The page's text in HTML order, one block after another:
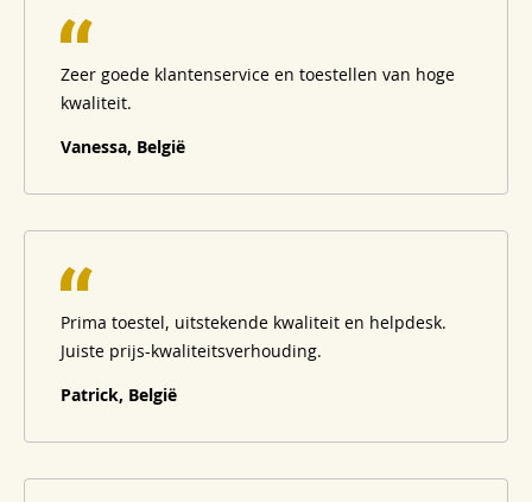
Zeer goede klantenservice en toestellen van hoge
kwaliteit.
Vanessa, België
Prima toestel, uitstekende kwaliteit en helpdesk.
Juiste prijs-kwaliteitsverhouding.
Patrick, België